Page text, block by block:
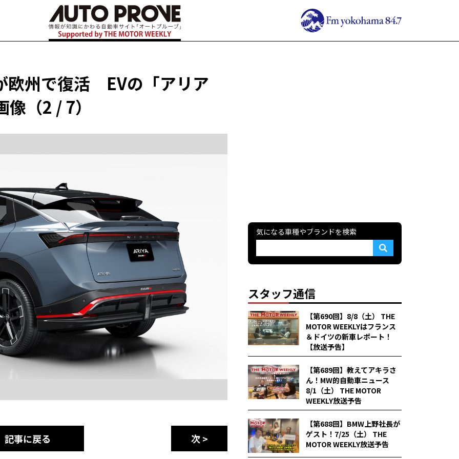
州で復活 EVの「アリア
（2 / 7）
記事に戻る 次 >
気になる車種やブランドを検索
スタッフ通信
【第690回】8/8（土） THE
MOTOR WEEKLYはフランス
＆ドイツの新車レポート！
【放送予告】
【第689回】教えてアキラさ
ん！MW的自動車ニュース
8/1（土） THE MOTOR
WEEKLY放送予告
【第688回】BMW上野社長が
ゲスト！7/25（土） THE
MOTOR WEEKLY放送予告